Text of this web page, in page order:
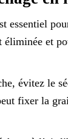
essentiel
éliminée et
évitez le
fixer la